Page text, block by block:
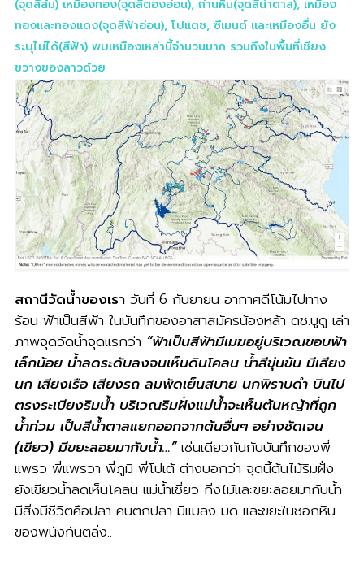
(จุดสีส้ม) เหมืองทอง(จุดสีตองอ่อน), ถ่านหิน(จุดสีน้ำตาล), เหมือง
ทองและทองแดง(จุดสีฟ้าอ่อน), โปแตซ, ซีเมนต์ และเหมืองอื่น ยัง
ระบุไม่ได้(สีฟ้า) พบเหมืองเหล่านี้จำนวนมาก รวมถึงในพื้นที่เชียง
ขวางของลาวด้วย
สถานีวัดน้ำของเราวันที่ 6 กันยายน อากาศดีโน้มไปทาง
ร้อน ฟ้าเป็นสีฟ้า ในบันทึกของอาสาสมัครน้องหล้า ดช.บูดู เล่า
ภาพจุดวัดน้ำจุดแรกว่า “ฟ้าเป็นสีฟ้ามีเมฆอยู่บริเวณขอบฟ้า
เล็กน้อย น้ำลดระดับลงจนเห็นดินโคลน น้ำสีขุ่นข้น มีเสียง
นก เสียงเรือ เสียงรถ ลมพัดเย็นสบาย นกพิราบดำ บินไป
ตรงระเบียงริมน้ำ บริเวณริมฝั่งแม่น้ำจะเห็นต้นหญ้าที่ถูก
น้ำท่วม เป็นสีน้ำตาลแยกออกจากต้นอื่นๆ อย่างชัดเจน
(เขียว) มีขยะลอยมากับน้ำ…”เช่นเดียวกันกับบันทึกของพี่
แพรว พี่แพรวา พี่ภูมิ พี่โปเต้ ต่างบอกว่า จุดนี้ต้นไม้ริมฝั่ง
ยังเขียวน้ำลดเห็นโคลน แม่น้ำเชี่ยว กิ่งไม้และขยะลอยมากับน้ำ
มีสิ่งมีชีวิตคือปลา คนตกปลา มีแมลง มด และขยะในซอกหิน
ของพนังกันตลิ่ง..